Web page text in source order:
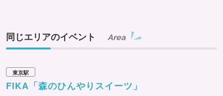
分が⾼く濃厚なコクがあり、チョコレートに深い味わいを
商品名：スノーボール
同じエリアのイベント Area
東京駅
FIKA「森のひんやりスイーツ」